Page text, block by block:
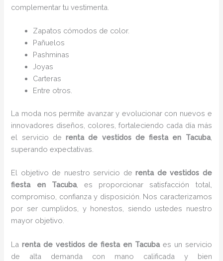
complementar tu vestimenta.
Zapatos cómodos de color.
Pañuelos
Pashminas
Joyas
Carteras
Entre otros.
La moda nos permite avanzar y evolucionar con nuevos e
innovadores diseños, colores, fortaleciendo cada día más
el servicio derenta de vestidos de fiesta en Tacuba,
superando expectativas.
El objetivo de nuestro servicio derenta de vestidos de
fiesta en Tacuba, es proporcionar satisfacción total,
compromiso, confianza y disposición. Nos caracterizamos
por ser cumplidos, y honestos, siendo ustedes nuestro
mayor objetivo.
Larenta de vestidos de fiesta en Tacuba es un servicio
de alta demanda con mano calificada y bien